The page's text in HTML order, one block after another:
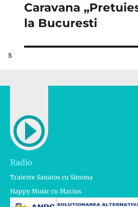
Articolul
următor:
Caravana
la Bucuresti
s
Radio
Traieste Sanatos cu Simona
Happy Music cu Marius